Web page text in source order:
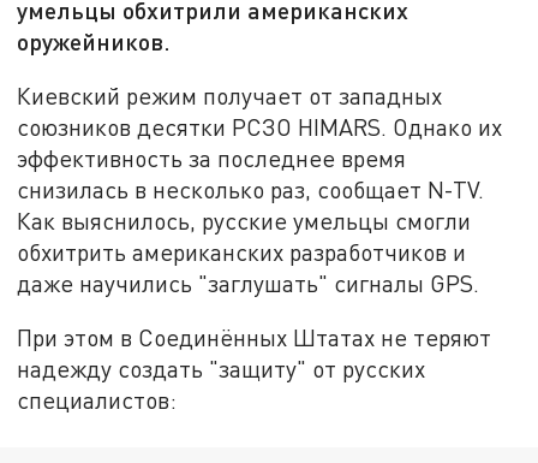
умельцы обхитрили американских
оружейников.
Киевский режим получает от западных
союзников десятки РСЗО HIMARS. Однако их
эффективность за последнее время
снизилась в несколько раз, сообщает N-TV.
Как выяснилось, русские умельцы смогли
обхитрить американских разработчиков и
даже научились "заглушать" сигналы GPS.
При этом в Соединённых Штатах не теряют
надежду создать "защиту" от русских
специалистов: